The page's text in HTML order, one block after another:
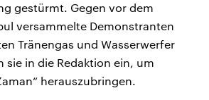
gestürmt. Gegen vor dem
versammelte Demonstranten
Tränengas und Wasserwerfer
sie in die Redaktion ein, um
herauszubringen.